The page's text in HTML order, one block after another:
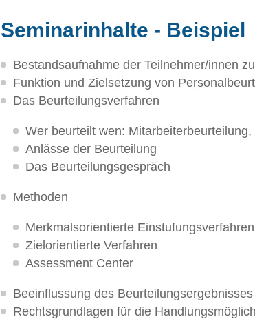
Seminarinhalte - Beispiel
Bestandsaufnahme der Teilnehmer/innen
Funktion und Zielsetzung von
Das Beurteilungsverfahren
Wer beurteilt wen:
Anlässe der Beurteilung
Das Beurteilungsgespräch
Methoden
Merkmalsorientierte Einstufungsverfahren
Zielorientierte Verfahren
Assessment Center
Beeinflussung des
Rechtsgrundlagen für die